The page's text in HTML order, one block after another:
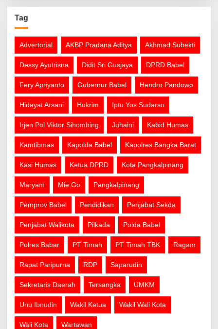
Tag
Advertorial AKBP Pradana Aditya Akhmad Subekti
Dessy Ayutrisna Didit Sri Gusjaya DPRD Babel
Fery Apriyanto Gubernur Babel Hendro Pandowo
Hidayat Arsani Hukrim Iptu Yos Sudarso
Irjen Pol Viktor Sihombing Juhaini Kabid Humas
Kamtibmas Kapolda Babel Kapolres Bangka Barat
Kasi Humas Ketua DPRD Kota Pangkalpinang
Maryam Mie Go Pangkalpinang
Pemprov Babel Pendidikan Penjabat Sekda
Penjabat Walikota Pilkada Polda Babel
Polres Babar PT Timah PT Timah TBK Ragam
Rapat Paripurna RDP Saparudin
Sekretaris Daerah Tersangka UMKM
Unu Ibnudin Wakil Ketua Wakil Wali Kota
Wali Kota Wartawan